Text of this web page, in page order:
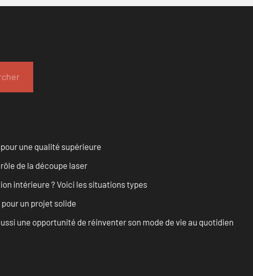
une qualité supérieure
de la découpe laser
intérieure ? Voici les situations types
un projet solide
une opportunité de réinventer son mode de vie au quotidien